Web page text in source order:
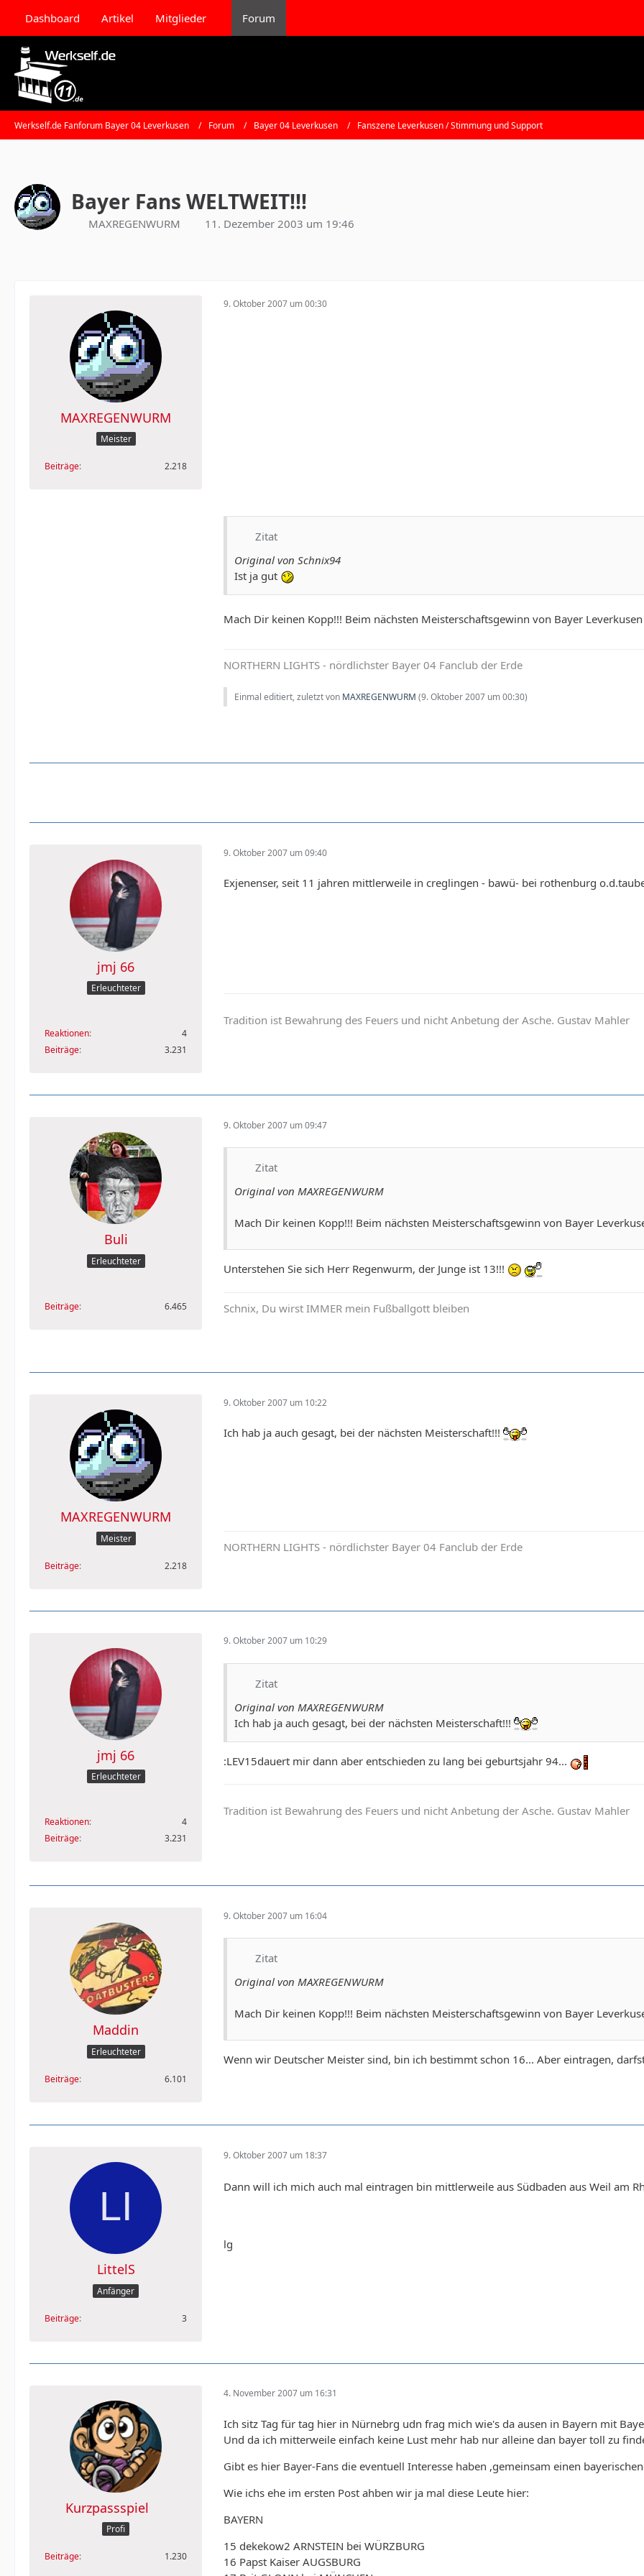
Dashboard Artikel Mitglieder Forum
Werkself.de Fanforum Bayer 04 Leverkusen Forum Bayer 04 Leverkusen Fanszene Leverkusen / Stimmung und Support
Bayer Fans WELTWEIT!!!
MAXREGENWURM 11. Dezember 2003 um 19:46
MAXREGENWURM
Meister
Beiträge 2.218
9. Oktober 2007 um 00:30
Zitat
Original von Schnix94
Ist ja gut
Mach Dir keinen Kopp!!! Beim nächsten Meisterschaftsgewinn von Bayer
NORTHERN LIGHTS - nördlichster Bayer 04 Fanclub der Erde
Einmal editiert, zuletzt von MAXREGENWURM (9. Oktober 2007 um 00:30)
jmj 66
Erleuchteter
Reaktionen
4
Beiträge
3.231
9. Oktober 2007 um 09:40
Exjenenser, seit 11 jahren mittlerweile in creglingen - bawü- bei rothenburg
Tradition ist Bewahrung des Feuers und nicht Anbetung der Asche. Gustav Mahler
Buli
Erleuchteter
Beiträge 6.465
9. Oktober 2007 um 09:47
Zitat
Original von MAXREGENWURM
Mach Dir keinen Kopp!!! Beim nächsten Meisterschaftsgewinn von Bayer
Unterstehen Sie sich Herr Regenwurm, der Junge ist 13!!!
Schnix, Du wirst IMMER mein Fußballgott bleiben
MAXREGENWURM
Meister
Beiträge 2.218
9. Oktober 2007 um 10:22
Ich hab ja auch gesagt, bei der nächsten Meisterschaft!!!
NORTHERN LIGHTS - nördlichster Bayer 04 Fanclub der Erde
jmj 66
Erleuchteter
Reaktionen
4
Beiträge
3.231
9. Oktober 2007 um 10:29
Zitat
Original von MAXREGENWURM
Ich hab ja auch gesagt, bei der nächsten Meisterschaft!!!
:LEV15dauert mir dann aber entschieden zu lang bei geburtsjahr 94...
Tradition ist Bewahrung des Feuers und nicht Anbetung der Asche. Gustav Mahler
Maddin
Erleuchteter
Beiträge 6.101
9. Oktober 2007 um 16:04
Zitat
Original von MAXREGENWURM
Mach Dir keinen Kopp!!! Beim nächsten Meisterschaftsgewinn von Bayer
Wenn wir Deutscher Meister sind, bin ich bestimmt schon 16... Aber eintragen,
LittelS
Anfänger
Beiträge 3
9. Oktober 2007 um 18:37
Dann will ich mich auch mal eintragen bin mittlerweile aus Südbaden aus Weil am
lg
Kurzpassspiel
Profi
Beiträge 1.230
4. November 2007 um 16:31
Ich sitz Tag für tag hier in Nürnebrg udn frag mich wie's da ausen in Bayern mit
Und da ich mitterweile einfach keine Lust mehr hab nur alleine dan bayer toll zu
Gibt es hier Bayer-Fans die eventuell Interesse haben ,gemeinsam einen
Wie ichs ehe im ersten Post ahben wir ja mal diese Leute hier:
BAYERN
15 dekekow2 ARNSTEIN bei WÜRZBURG
16 Papst Kaiser AUGSBURG